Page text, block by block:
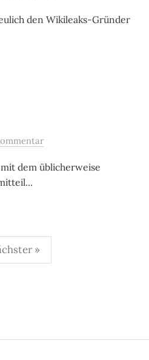
den Wikileaks-Gründer
dem üblicherweise
»